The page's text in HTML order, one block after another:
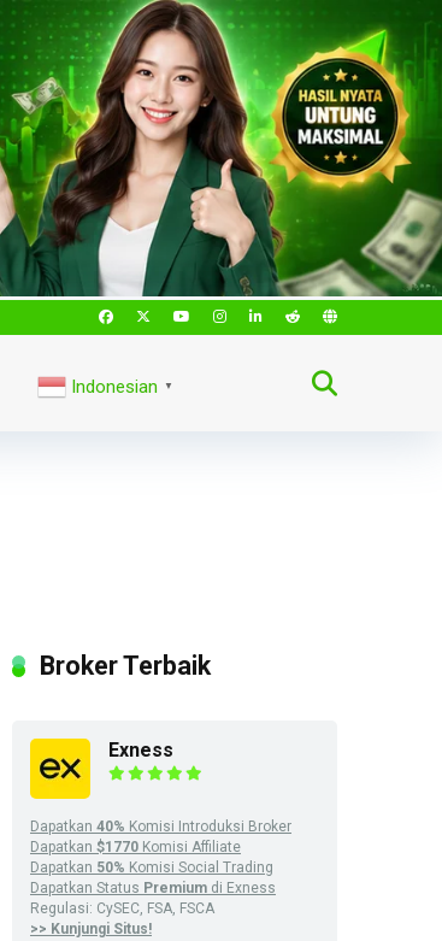
Indonesian ▼
Broker Terbaik
Exness
Dapatkan 40% Komisi Introduksi Broker
Dapatkan $1770 Komisi Affiliate
Dapatkan 50% Komisi Social Trading
Dapatkan Status Premium di Exness
Regulasi: CySEC, FSA, FSCA
>> Kunjungi Situs!